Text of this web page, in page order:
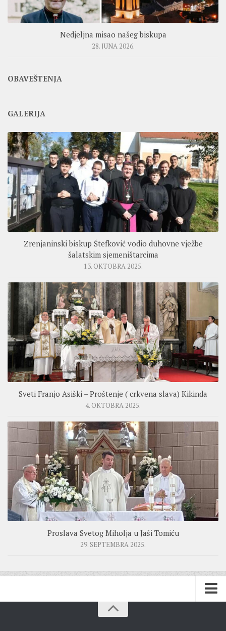
Nedjeljna misao našeg biskupa
28. JUNA 2026.
OBAVEŠTENJA
GALERIJA
Zrenjaninski biskup Štefković vodio duhovne vježbe
šalatskim sjemeništarcima
13. OKTOBRA 2025.
Sveti Franjo Asiški – Proštenje ( crkvena slava) Kikinda
4. OKTOBRA 2025.
Proslava Svetog Miholja u Jaši Tomiću
29. SEPTEMBRA 2025.